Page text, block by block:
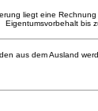
liegt eine
Eigentumsvorbehalt bis
aus dem Ausland